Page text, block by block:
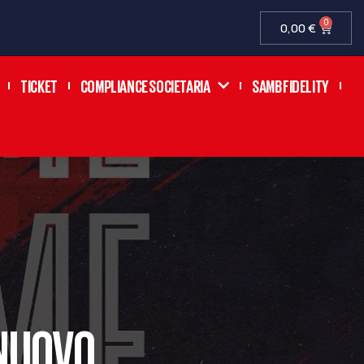
0,00€ 0
TICKET COMPLIANCE SOCIETARIA SAMB FIDELITY